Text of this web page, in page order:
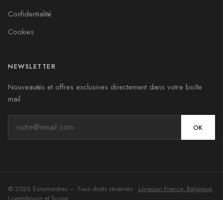
Confidentialité
Cookies
NEWSLETTER
Nouveautés et offres exclusives directement dans votre boîte
mail.
OK
© 2026 Euromontres — Tous droits réservés · Livraison France, Belgique,